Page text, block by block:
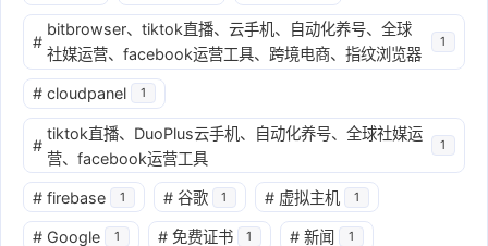
#
bitbrowser、tiktok直播、云手机、自动化养号、全球
社媒运营、facebook运营工具、跨境电商、指纹浏览器
1
# cloudpanel 1
#
tiktok直播、DuoPlus云手机、自动化养号、全球社媒运
营、facebook运营工具
1
# firebase 1 # 谷歌 1 # 虚拟主机 1
# Google 1 # 免费证书 1 # 新闻 1